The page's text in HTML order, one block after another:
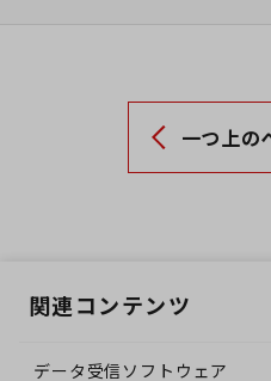
一つ上の
関連コンテンツ
データ受信ソフトウェア